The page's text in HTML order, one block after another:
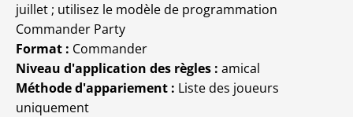
juillet ; utilisez le modèle de programmation
Commander Party
Format : Commander
Niveau d'application des règles : amical
Méthode d'appariement : Liste des joueurs
uniquement